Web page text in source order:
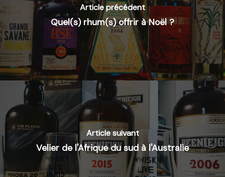
Article précédent
Quel(s) rhum(s) offrir à Noël ?
Article suivant
Velier de l'Afrique du sud à l'Australie